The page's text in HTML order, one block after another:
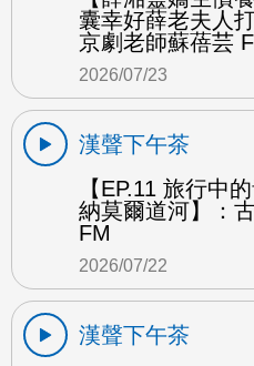
囊幸好薛老夫人
京劇老師蘇蓓芸
2026/07/23
漢聲下午茶
【EP.11 旅行中
納莫爾道河】：
FM
2026/07/22
漢聲下午茶